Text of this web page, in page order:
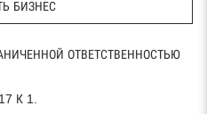
БИЗНЕС
ОТВЕТСТВЕННОСТЬЮ
К 1.